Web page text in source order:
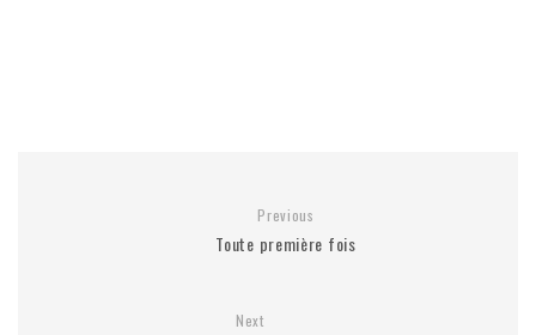
Previous
Toute première fois
Next